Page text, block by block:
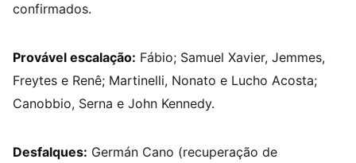
confirmados.
Provável escalação: Fábio; Samuel Xavier, Jemmes,
Freytes e Renê; Martinelli, Nonato e Lucho Acosta;
Canobbio, Serna e John Kennedy.
Desfalques: Germán Cano (recuperação de